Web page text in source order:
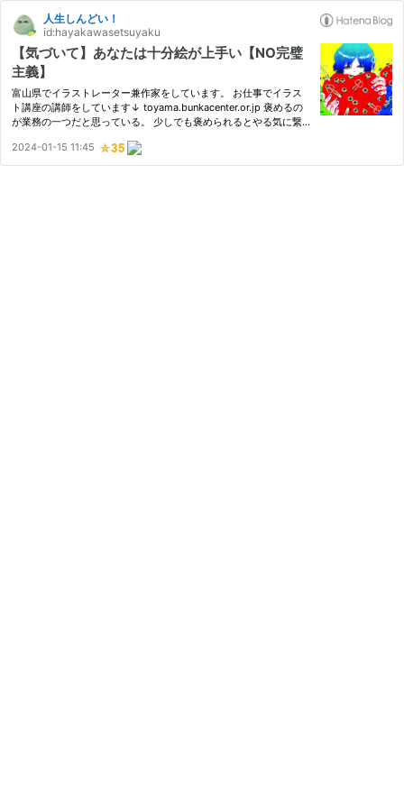
人生しんどい！
id:hayakawasetsuyaku
【気づいて】あなたは十分絵が上手い【NO完璧
主義】
富山県でイラストレーター兼作家をしています。 お仕事でイラス
ト講座の講師をしています↓ toyama.bunkacenter.or.jp 褒めるの
が業務の一つだと思っている。 少しでも褒められるとやる気に繋
もテンション上がります（単純笑） 趣味で上手くなりたい人もい
る…
2024-01-15 11:45